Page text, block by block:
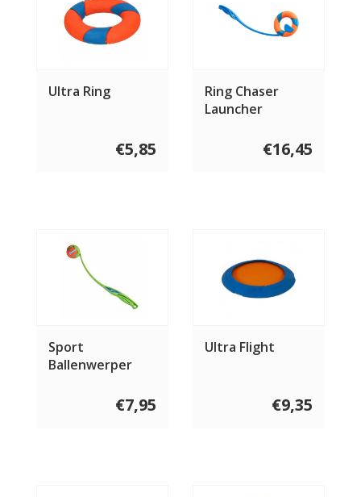
Ultra Ring
€5,85
Ring Chaser
Launcher
€16,45
Sport
Ballenwerper
€7,95
Ultra Flight
€9,35